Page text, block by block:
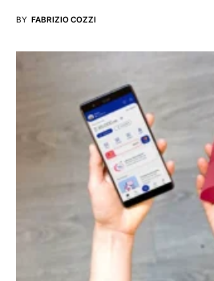
BY FABRIZIO COZZI